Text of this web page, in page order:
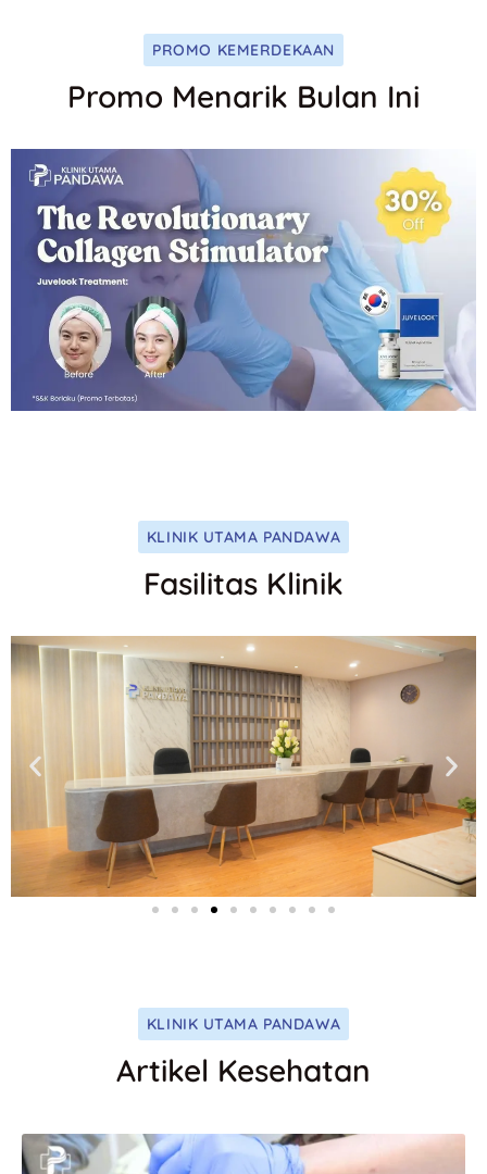
PROMO KEMERDEKAAN
Promo Menarik Bulan Ini
KLINIK UTAMA PANDAWA
Fasilitas Klinik
KLINIK UTAMA PANDAWA
Artikel Kesehatan